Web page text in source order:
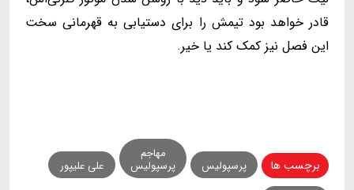
قادر خواهد بود تیمش را برای دستیابی به قهرمانی سخت
این فصل نیز کمک کند یا خیر.
برچسب ها پرسپولیس
مهاجم
پرسپولیس علی علیپور